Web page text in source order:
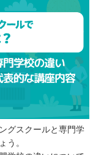
たい
職したい
ール選びに失敗
グスクールと専門学
う。